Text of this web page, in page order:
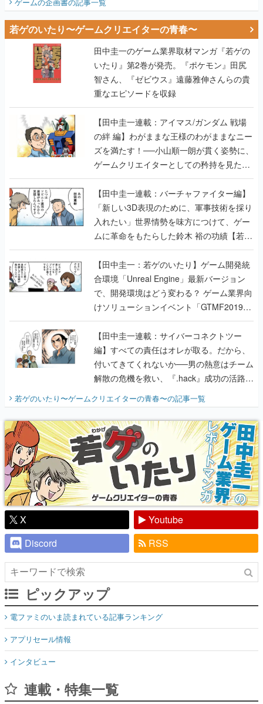
若ゲのいたり〜ゲームクリエイターの青春〜
田中圭一のゲーム業界取材マンガ『若ゲの
いたり』第2巻が発売。『ポケモン』田尻
智さん、『ゼビウス』遠藤雅伸さんらの貴
重なエピソードを収録
【田中圭一連載：アイマス/ガンダム 戦場
の絆 編】わがままな王様のわがままなニー
ズを満たす！──小山順一朗が貫く姿勢に、
ゲームクリエイターとしての矜持を見た
【若ゲのいたり最終回】
【田中圭一連載：バーチャファイター編】
「新しい3D表現のために、軍事技術を採り
入れたい」世界情勢を味方につけて、ゲー
ムに革命をもたらした鈴木 裕の功績【若ゲ
のいたり】
【田中圭一：若ゲのいたり】ゲーム開発統
合環境「Unreal Engine」最新バージョン
で、開発環境はどう変わる？ ゲーム業界向
けソリューションイベント「GTMF2019」
に行って、より理解を深めよう【PR】
【田中圭一連載：サイバーコネクトツー
編】すべての責任はオレが取る。だから、
付いてきてくれないか──男の熱意はチーム
解散の危機を救い、『.hack』成功の活路を
『少年ジャンプ』色だった【若ゲのいた
り】
若ゲのいたり〜ゲームクリエイターの青春〜の記事一覧
X
Youtube
Discord
RSS
ピックアップ
電ファミのいま読まれている記事ランキング
アプリセール情報
インタビュー
連載・特集一覧